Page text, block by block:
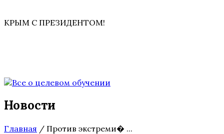
КРЫМ С ПРЕЗИДЕНТОМ!
Новости
Главная / Против экстреми� ...